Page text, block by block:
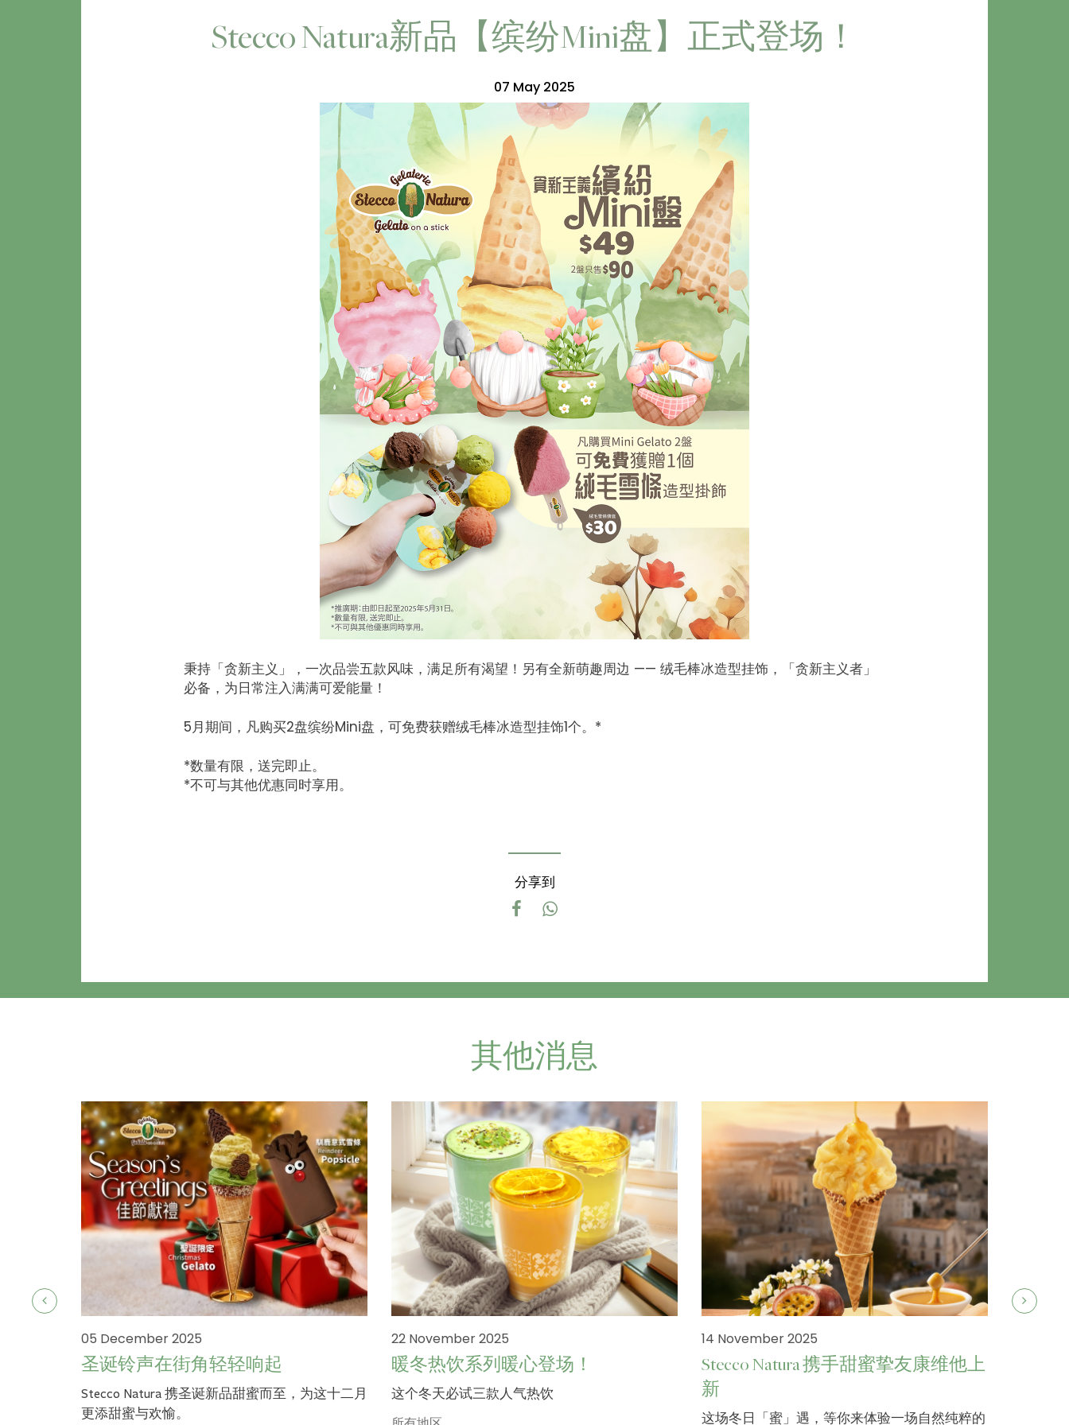
Stecco Natura新品【缤纷Mini盘】正式登场！
07 May 2025
秉持「贪新主义」，一次品尝五款风味，满足所有渴望！另有全新萌趣周边 —— 绒毛棒冰造型挂饰，「贪新主义者」
必备，为日常注入满满可爱能量！
5月期间，凡购买2盘缤纷Mini盘，可免费获赠绒毛棒冰造型挂饰1个。*
*数量有限，送完即止。
*不可与其他优惠同时享用。
分享到
其他消息
05 December 2025
圣诞铃声在街角轻轻响起
Stecco Natura 携圣诞新品甜蜜而至，为这十二月
更添甜蜜与欢愉。
22 November 2025
暖冬热饮系列暖心登场！
这个冬天必试三款人气热饮
14 November 2025
Stecco Natura 携手甜蜜挚友康维他上
新
这场冬日「蜜」遇，等你来体验一场自然纯粹的